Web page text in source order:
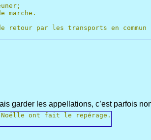
marche.
par les transports en commun
garder les appellations, c’est parfois
Noëlle ont fait le repérage.